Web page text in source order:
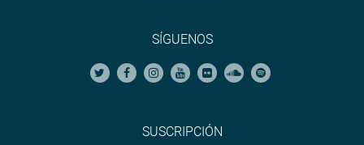
SÍGUENOS
SUSCRIPCIÓN